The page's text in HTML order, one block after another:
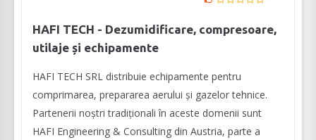
HAFI TECH - Dezumidificare, compresoare,
utilaje și echipamente
HAFI TECH SRL distribuie echipamente pentru
comprimarea, prepararea aerului și gazelor tehnice.
Partenerii noștri tradiționali în aceste domenii sunt
HAFI Engineering & Consulting din Austria, parte a